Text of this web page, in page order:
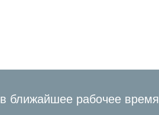
ближайшее рабочее время